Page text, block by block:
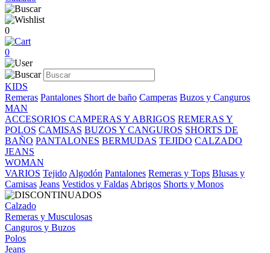
0
0
KIDS
Remeras Pantalones Short de baño Camperas Buzos y Canguros
MAN
ACCESORIOS CAMPERAS Y ABRIGOS REMERAS Y
POLOS CAMISAS BUZOS Y CANGUROS SHORTS DE
BAÑO PANTALONES BERMUDAS TEJIDO CALZADO
JEANS
WOMAN
VARIOS Tejido Algodón Pantalones Remeras y Tops Blusas y
Camisas Jeans Vestidos y Faldas Abrigos Shorts y Monos
Calzado
Remeras y Musculosas
Canguros y Buzos
Polos
Jeans